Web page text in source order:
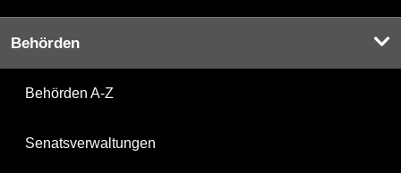
Behörden
Behörden A-Z
Senatsverwaltungen